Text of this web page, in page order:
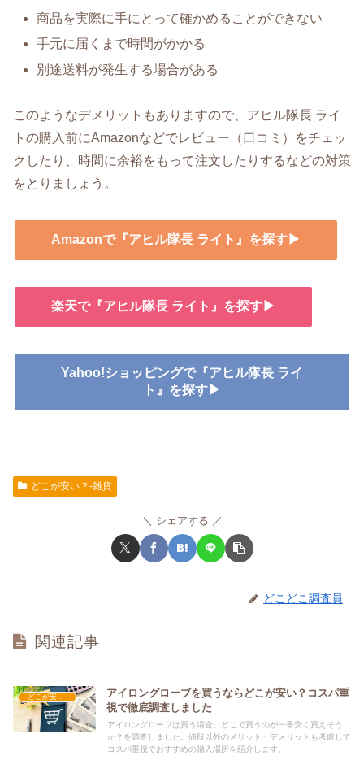
商品を実際に手にとって確かめることができない
手元に届くまで時間がかかる
別途送料が発生する場合がある
このようなデメリットもありますので、アヒル隊長 ライ
トの購入前にAmazonなどでレビュー（口コミ）をチェッ
クしたり、時間に余裕をもって注文したりするなどの対策
をとりましょう。
Amazonで『アヒル隊長 ライト』を探す▶
楽天で『アヒル隊長 ライト』を探す▶
Yahoo!ショッピングで『アヒル隊長 ライ
ト』を探す▶
どこが安い？-雑貨
シェアする
どこどこ調査員
関連記事
どこが安い？-雑貨
アイロングローブを買うならどこが安い？コスパ重
視で徹底調査しました
アイロングローブは買う場合、どこで買うのが一番安く買えそう
か？を調査しました。値段以外のメリット・デメリットも考慮して
コスパ重視でおすすめの購入場所を紹介します。